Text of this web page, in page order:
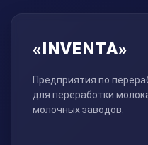
«INVENTA»
Предприятия по
для переработки
молочных заводов.